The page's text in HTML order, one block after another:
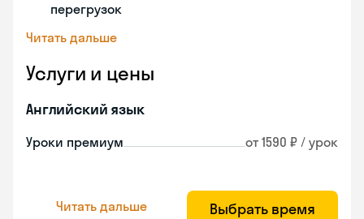
перегрузок
Читать дальше
Услуги и цены
Английский язык
Уроки премиум от 1590 ₽ / урок
Читать дальше Выбрать время